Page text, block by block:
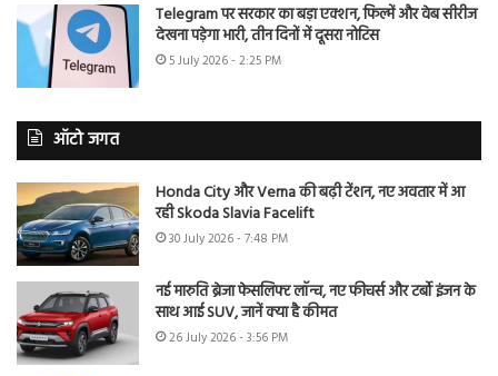
Telegram पर सरकार का बड़ा एक्शन, फिल्में और वेब सीरीज
देखना पड़ेगा भारी, तीन दिनों में दूसरा नोटिस
5 July 2026 - 2:25 PM
ऑटो जगत
Honda City और Verna की बढ़ी टेंशन, नए अवतार में आ
रही Skoda Slavia Facelift
30 July 2026 - 7:48 PM
नई मारुति ब्रेजा फेसलिफ्ट लॉन्च, नए फीचर्स और टर्बो इंजन के
साथ आई SUV, जानें क्या है कीमत
26 July 2026 - 3:56 PM